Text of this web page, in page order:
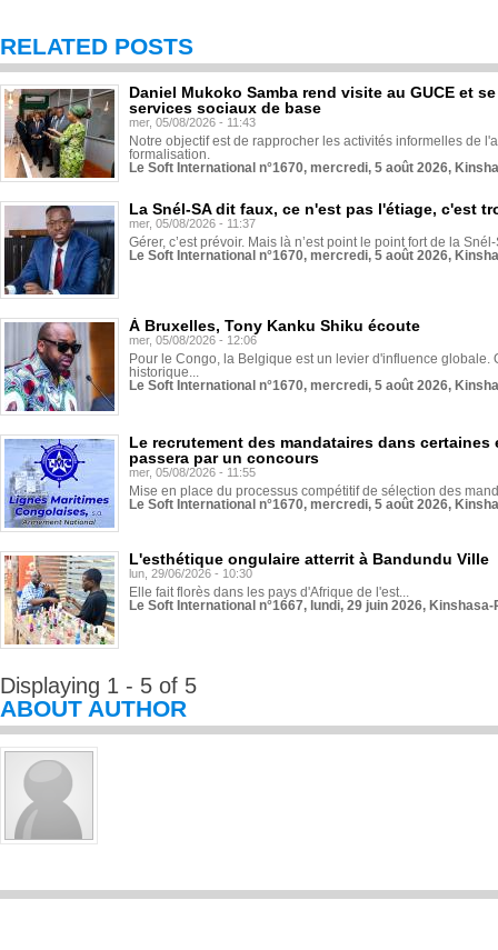
RELATED POSTS
Daniel Mukoko Samba rend visite au GUCE et
services sociaux de base
mer, 05/08/2026 - 11:43
Notre objectif est de rapprocher les activités informelles de
formalisation.
Le Soft International n°1670, mercredi, 5 août 2026,
La Snél-SA dit faux, ce n'est pas l'étiage, c'est
mer, 05/08/2026 - 11:37
Gérer, c’est prévoir. Mais là n’est point le point fort de la
Le Soft International n°1670, mercredi, 5 août 2026,
À Bruxelles, Tony Kanku Shiku écoute
mer, 05/08/2026 - 12:06
Pour le Congo, la Belgique est un levier d'influence globale.
historique...
Le Soft International n°1670, mercredi, 5 août 2026,
Le recrutement des mandataires dans
passera par un concours
mer, 05/08/2026 - 11:55
Mise en place du processus compétitif de sélection des
Le Soft International n°1670, mercredi, 5 août 2026,
L'esthétique ongulaire atterrit à Bandundu Ville
lun, 29/06/2026 - 10:30
Elle fait florès dans les pays d'Afrique de l'est...
Le Soft International n°1667, lundi, 29 juin 2026,
Displaying 1 - 5 of 5
ABOUT AUTHOR